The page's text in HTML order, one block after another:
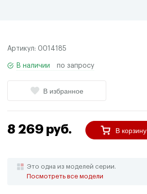
Артикул: 0014185
В наличии по запросу
В избранное
8 269 руб. В корзину
Это одна из моделей серии.
Посмотреть все модели